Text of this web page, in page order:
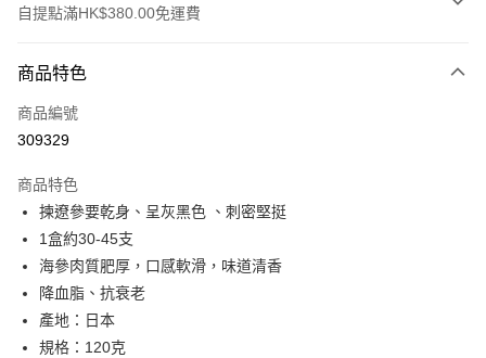
自提點滿HK$380.00免運費
信用卡
Apple Pay
AlipayHK
PayMe
WeChat Pay
BoC Pay
商品特色
商品編號
309329
商品特色
揀遼參要乾身、呈灰黑色 、刺密堅挺
1盒約30-45支
海參肉質肥厚，口感軟滑，味道清香
降血脂、抗衰老
產地：日本
規格：120克